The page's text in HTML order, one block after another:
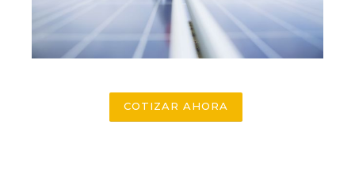
COTIZAR AHORA